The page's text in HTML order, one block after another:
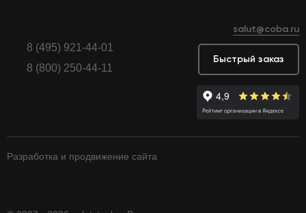
8 (495) 921-44-01
8 (800) 250-44-11
salut@coba.ru
Быстрый заказ
Разработка и продвижение сайта